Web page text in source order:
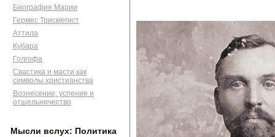
Биография Марии
Гермес Трисмегист
Аттила
Кубара
Голгофа
Свастика и масти как
символы христианства
Вознесение, успение и
отшельничество
Мысли вслух: Политика